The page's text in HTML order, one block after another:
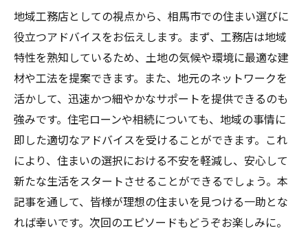
地域工務店としての視点から、相馬市での住まい選びに
役立つアドバイスをお伝えします。まず、工務店は地域
特性を熟知しているため、土地の気候や環境に最適な建
材や工法を提案できます。また、地元のネットワークを
活かして、迅速かつ細やかなサポートを提供できるのも
強みです。住宅ローンや相続についても、地域の事情に
即した適切なアドバイスを受けることができます。これ
により、住まいの選択における不安を軽減し、安心して
新たな生活をスタートさせることができるでしょう。本
記事を通して、皆様が理想の住まいを見つける一助とな
れば幸いです。次回のエピソードもどうぞお楽しみに。